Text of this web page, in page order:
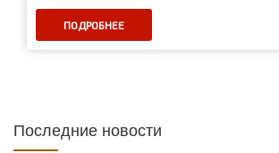
ПОДРОБНЕЕ
Последние новости